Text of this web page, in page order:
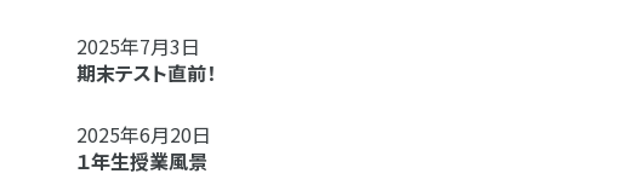
2025年7月3日
期末テスト直前！
2025年6月20日
１年生授業風景